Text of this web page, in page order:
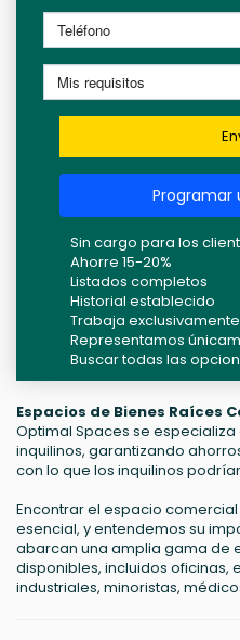
Programar
Sin cargo para los
Ahorre 15-20%
Listados completos
Historial establecido
Trabaja
Representamos
Buscar todas las
Espacios de Bienes Raíces
Optimal Spaces se
inquilinos, garantizando
con lo que los inquilinos
Encontrar el espacio
esencial, y entendemos su
abarcan una amplia gama de
disponibles, incluidos oficinas,
industriales, minoristas,